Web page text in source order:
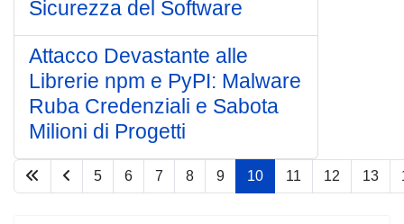
Sicurezza del Software
Attacco Devastante alle
Librerie npm e PyPI: Malware
Ruba Credenziali e Sabota
Milioni di Progetti
Pagina 10 di 77
5 6 7 8 9 10 11 12 13